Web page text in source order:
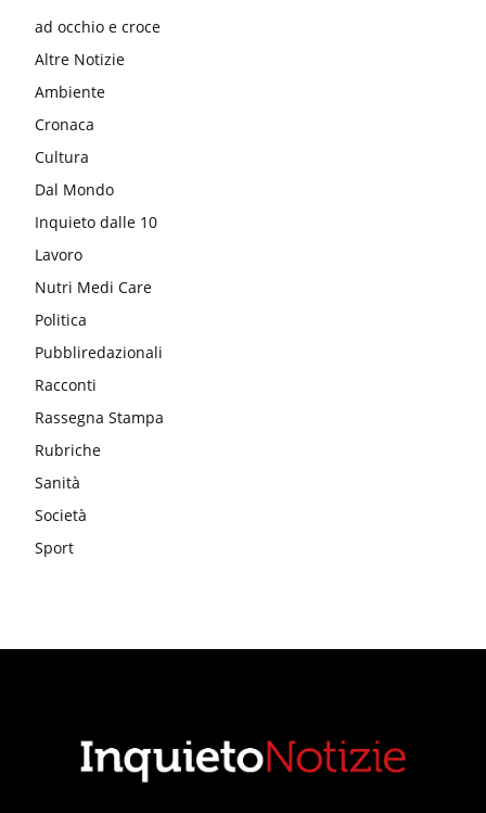
ad occhio e croce
Altre Notizie
Ambiente
Cronaca
Cultura
Dal Mondo
Inquieto dalle 10
Lavoro
Nutri Medi Care
Politica
Pubbliredazionali
Racconti
Rassegna Stampa
Rubriche
Sanità
Società
Sport